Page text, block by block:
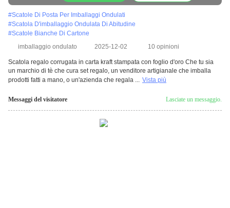
#Scatole Di Posta Per Imballaggi Ondulati
#Scatola D'imballaggio Ondulata Di Abitudine
#Scatole Bianche Di Cartone
imballaggio ondulato
2025-12-02 10 opinioni
Scatola regalo corrugata in carta kraft stampata con foglio d'oro Che tu sia
un marchio di tè che cura set regalo, un venditore artigianale che imballa
prodotti fatti a mano, o un'azienda che regala ... Vista più
Messaggi del visitatore Lasciate un messaggio.